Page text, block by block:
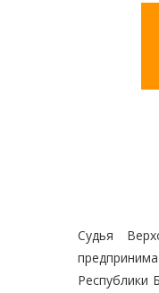
Судья
Республики